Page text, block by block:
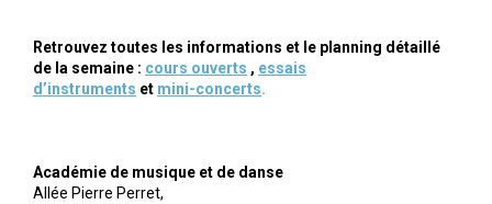
Retrouvez toutes les informations et le planning détaillé
de la semaine : cours ouverts , essais
d’instruments et mini-concerts.
Académie de musique et de danse
Allée Pierre Perret,